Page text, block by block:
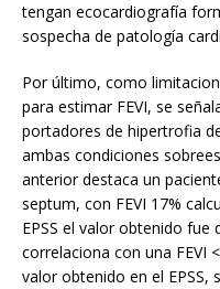
tengan ecocardiografía
sospecha de patología
Por último, como
para estimar FEVI, se
portadores de hipertrofia
ambas condiciones
anterior destaca un
septum, con FEVI 17%
EPSS el valor obtenido fue
correlaciona con una FEVI
valor obtenido en el EPSS,